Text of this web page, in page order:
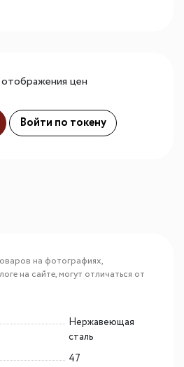
цен
Войти по токену
на фотографиях,
на сайте, могут отличаться от
Нержавеющая
сталь
47